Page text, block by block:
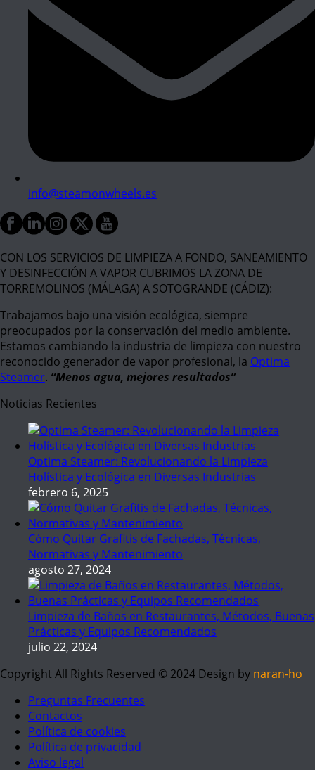
info@steamonwheels.es
CON LOS SERVICIOS DE LIMPIEZA A FONDO, SANEAMIENTO
Y DESINFECCIÓN A VAPOR CUBRIMOS LA ZONA DE
TORREMOLINOS (MÁLAGA) A SOTOGRANDE (CÁDIZ):
Trabajamos bajo una visión ecológica, siempre
preocupados por la conservación del medio ambiente.
Estamos cambiando la industria de limpieza con nuestro
reconocido generador de vapor profesional, la Optima
Steamer. “Menos agua, mejores resultados”
Noticias Recientes
Optima Steamer: Revolucionando la Limpieza
Holística y Ecológica en Diversas Industrias
febrero 6, 2025
Cómo Quitar Grafitis de Fachadas, Técnicas,
Normativas y Mantenimiento
agosto 27, 2024
Limpieza de Baños en Restaurantes, Métodos, Buenas
Prácticas y Equipos Recomendados
julio 22, 2024
Copyright All Rights Reserved © 2024 Design by naran-ho
Preguntas Frecuentes
Contactos
Política de cookies
Política de privacidad
Aviso legal